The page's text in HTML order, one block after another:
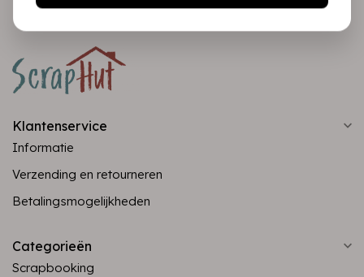
Klantenservice
Informatie
Verzending en retourneren
Betalingsmogelijkheden
Categorieën
Scrapbooking